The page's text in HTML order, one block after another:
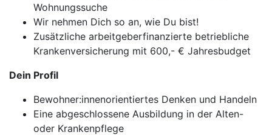
Wohnungssuche
Wir nehmen Dich so an, wie Du bist!
Zusätzliche arbeitgeberfinanzierte betriebliche
Krankenversicherung mit 600,- € Jahresbudget
Dein Profil
Bewohner:innenorientiertes Denken und Handeln
Eine abgeschlossene Ausbildung in der Alten-
oder Krankenpflege